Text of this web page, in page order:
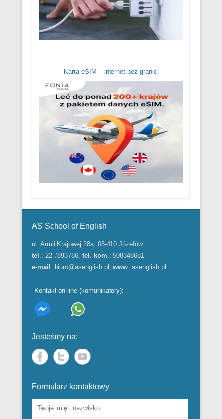
Karta eSIM – internet bez granic
AS School of English
ul. Armii Krajowej 28a, 05-410 Józefów
tel .: 22 7893786, tel. kom.: 508348681
e-mail : biuro@asenglish.pl , www: asenglish.pl
Kontakt on-line (komunikatory):
Jesteśmy na:
Formularz kontaktowy